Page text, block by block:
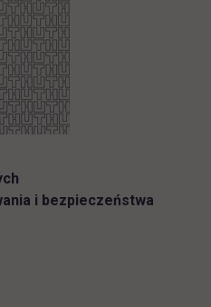
i bezpieczeństwa